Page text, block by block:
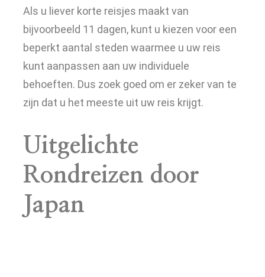
Als u liever korte reisjes maakt van
bijvoorbeeld 11 dagen, kunt u kiezen voor een
beperkt aantal steden waarmee u uw reis
kunt aanpassen aan uw individuele
behoeften. Dus zoek goed om er zeker van te
zijn dat u het meeste uit uw reis krijgt.
Uitgelichte
Rondreizen door
Japan